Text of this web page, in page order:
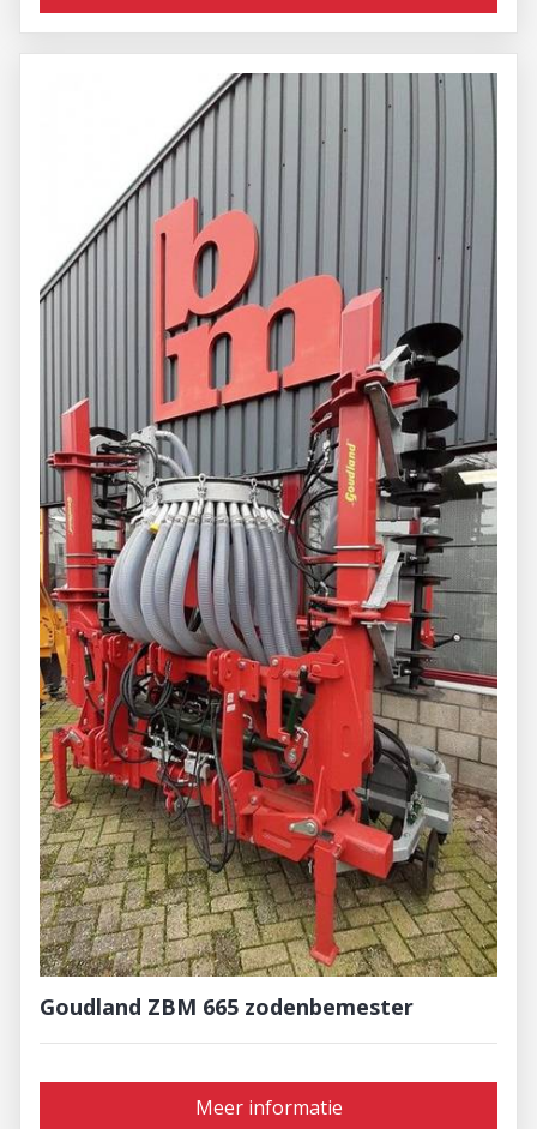
Goudland ZBM 665 zodenbemester
Meer informatie